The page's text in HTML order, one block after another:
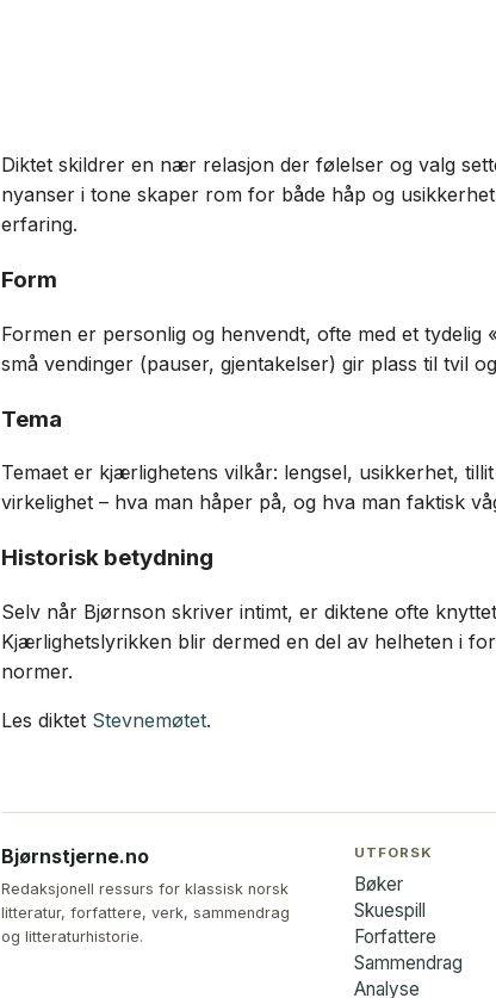
Diktet skildrer en nær relasjon der følelser og valg
nyanser i tone skaper rom for både håp og
erfaring.
Form
Formen er personlig og henvendt, ofte med et tydelig
små vendinger (pauser, gjentakelser) gir plass til tvil
Tema
Temaet er kjærlighetens vilkår: lengsel, usikkerhet,
virkelighet – hva man håper på, og hva man faktisk
Historisk betydning
Selv når Bjørnson skriver intimt, er diktene ofte
Kjærlighetslyrikken blir dermed en del av helheten i
normer.
Les diktet Stevnemøtet.
Bjørnstjerne.no
Redaksjonell ressurs for klassisk norsk
litteratur, forfattere, verk, sammendrag
og litteraturhistorie.
UTFORSK
Bøker
Skuespill
Forfattere
Sammendrag
Analyse